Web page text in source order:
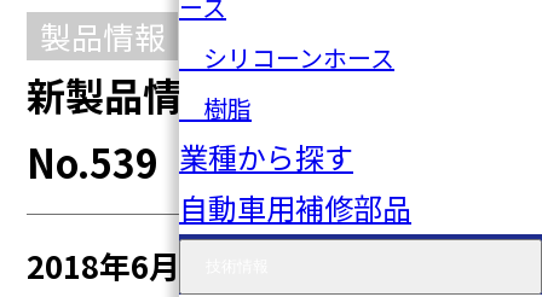
シリコーンホース
樹脂
業種から探す
自動車用補修部品
製品情報
新製品情報 2018年3号
No.539
2018年6月27日